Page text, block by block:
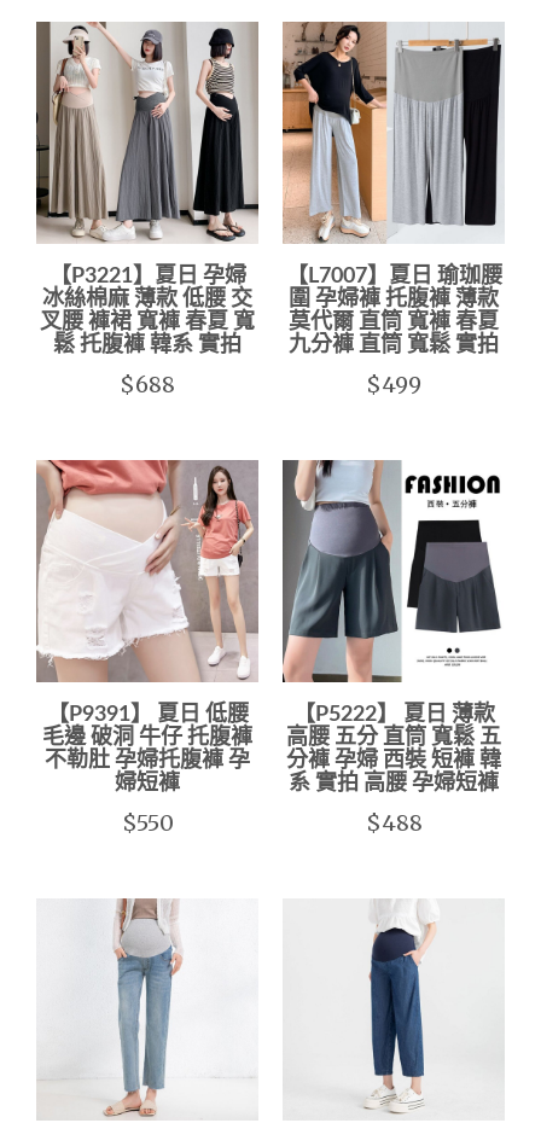
【P3221】夏日 孕婦
冰絲棉麻 薄款 低腰 交
叉腰 褲裙 寬褲 春夏 寬
鬆 托腹褲 韓系 實拍
$688
【L7007】夏日 瑜珈腰
圍 孕婦褲 托腹褲 薄款
莫代爾 直筒 寬褲 春夏
九分褲 直筒 寬鬆 實拍
$499
【P9391】 夏日 低腰
毛邊 破洞 牛仔 托腹褲
不勒肚 孕婦托腹褲 孕
婦短褲
$550
【P5222】 夏日 薄款
高腰 五分 直筒 寬鬆 五
分褲 孕婦 西裝 短褲 韓
系 實拍 高腰 孕婦短褲
$488